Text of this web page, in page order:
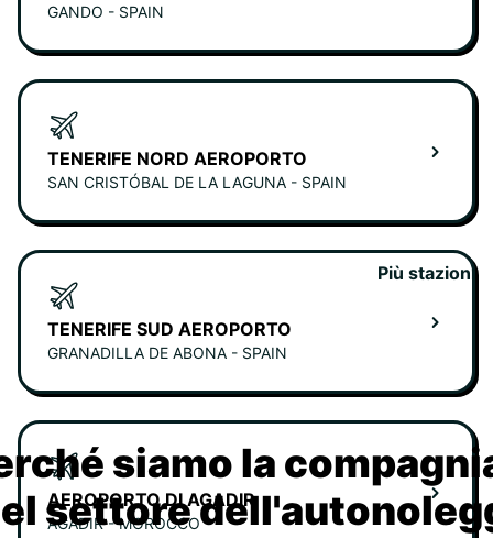
GANDO - SPAIN
TENERIFE NORD AEROPORTO
SAN CRISTÓBAL DE LA LAGUNA - SPAIN
TENERIFE SUD AEROPORTO
GRANADILLA DE ABONA - SPAIN
AEROPORTO DI AGADIR
AGADIR - MOROCCO
Più stazioni
siamo la
settore